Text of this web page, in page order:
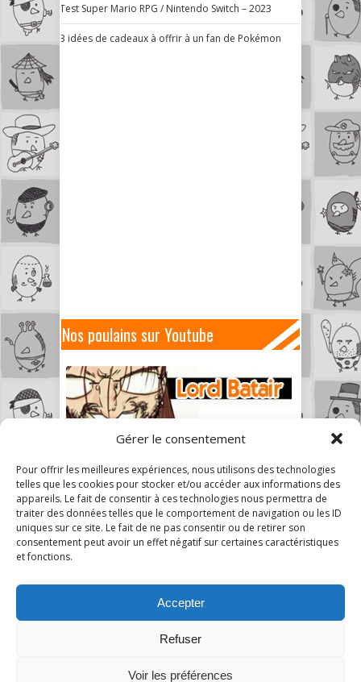
Gérer le consentement
Pour offrir les meilleures expériences, nous utilisons des technologies
telles que les cookies pour stocker et/ou accéder aux informations des
appareils. Le fait de consentir à ces technologies nous permettra de
traiter des données telles que le comportement de navigation ou les ID
uniques sur ce site. Le fait de ne pas consentir ou de retirer son
consentement peut avoir un effet négatif sur certaines caractéristiques
et fonctions.
Accepter
Refuser
Voir les préférences
Test Super Mario RPG / Nintendo Switch – 2023
3 idées de cadeaux à offrir à un fan de Pokémon
Nos poulains sur Youtube